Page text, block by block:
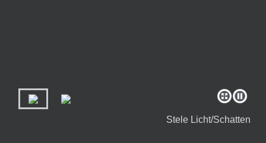
Stele Licht/Schatten